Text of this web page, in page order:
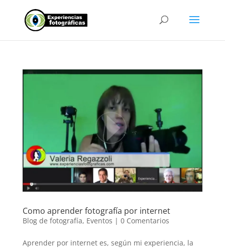
Como aprender fotografía por internet
Blog de fotografía, Eventos | 0 Comentarios
Aprender por internet es, según mi experiencia, la